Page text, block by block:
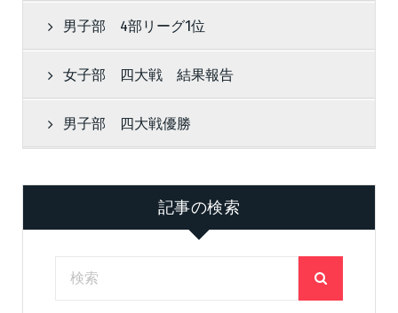
男子部 4部リーグ1位
女子部 四大戦 結果報告
男子部 四大戦優勝
記事の検索